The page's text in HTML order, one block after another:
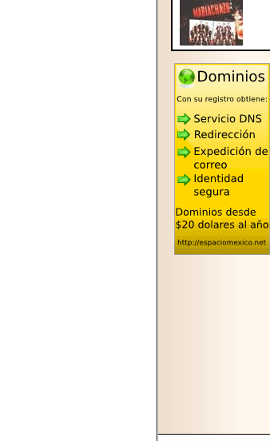
2026-05-25
"MARIACHAZO"
REÚNE A LAS
LEYENDAS
MARIACHI VARGAS
Y NUEVO
TECALITLÁN EN LA
ARENA CDMX.
2025-10-16